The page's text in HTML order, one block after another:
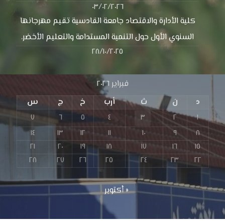
٠٣/٠٢/٢٠٢٦
كلية الأدارة والاقتصاد جامعة القادسية تقيم مهرجانها
السنوي الأول حول التنمية المستدامة والتعليم الأخضر.
٢٨/١٠/٢٠٢٥
فبراير ٢٠٢٦
د
ن ث أرب خ ج
س
١
٢ ٣ ٤ ٥ ٦
٧
٨
٩ ١٠ ١١ ١٢ ١٣
١٤
١٥
١٦ ١٧ ١٨ ١٩ ٢٠
٢١
٢٢
٢٣ ٢٤ ٢٥ ٢٦ ٢٧ ٢٨
« أكتوبر